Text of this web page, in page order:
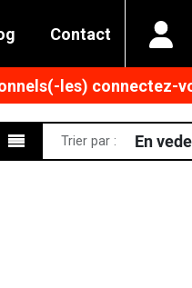
Contact
les) connectez-
Trier par : En